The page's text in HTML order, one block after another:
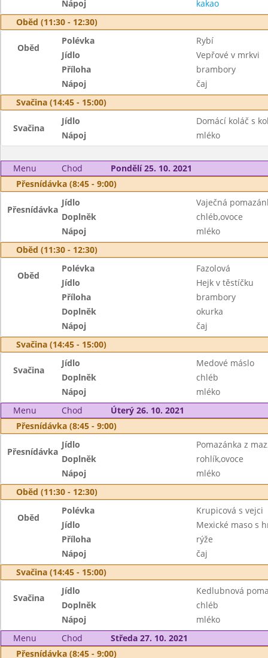
Nápoj
kakao
Oběd (11:30 - 12:30)
Oběd
Polévka
Rybí
Jídlo
Vepřové v mrkvi
Příloha
brambory
Nápoj
čaj
Svačina (14:45 - 15:00)
Svačina
Jídlo
Domácí koláč s
Nápoj
mléko
Menu Chod
Pondělí 25. 10. 2021
Přesnídávka (8:45 - 9:00)
Přesnídávka
Jídlo
Vaječná
Doplněk
chléb,ovoce
Nápoj
mléko
Oběd (11:30 - 12:30)
Oběd
Polévka
Fazolová
Jídlo
Hejk v těstíčku
Příloha
brambory
Doplněk
okurka
Nápoj
čaj
Svačina (14:45 - 15:00)
Svačina
Jídlo
Medové máslo
Doplněk
chléb
Nápoj
mléko
Menu
Chod
Úterý 26. 10. 2021
Přesnídávka (8:45 - 9:00)
Přesnídávka
Jídlo
Pomazánka z
Doplněk
rohlík,ovoce
Nápoj
mléko
Oběd (11:30 - 12:30)
Oběd
Polévka
Krupicová s vejci
Jídlo
Mexické maso s
Příloha
rýže
Nápoj
čaj
Svačina (14:45 - 15:00)
Svačina
Jídlo
Kedlubnová
Doplněk
chléb
Nápoj
mléko
Menu
Chod
Středa 27. 10. 2021
Přesnídávka (8:45 - 9:00)